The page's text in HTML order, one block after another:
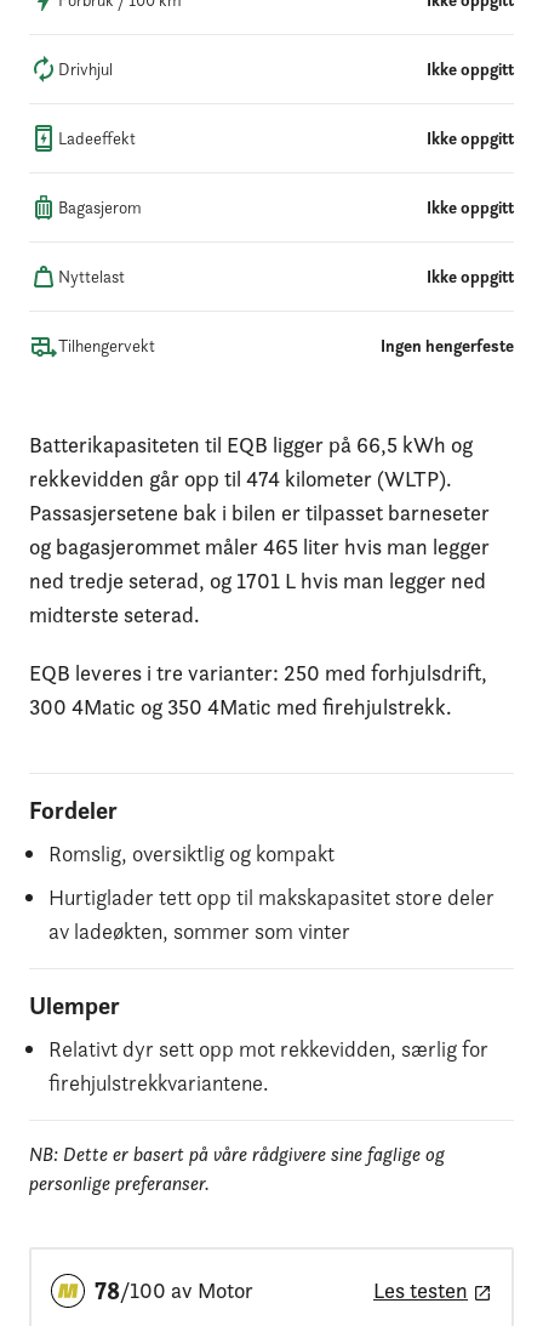
Drivhjul Ikke oppgitt
Ladeeffekt Ikke oppgitt
Bagasjerom Ikke oppgitt
Nyttelast Ikke oppgitt
Tilhengervekt Ingen hengerfeste
Batterikapasiteten til EQB ligger på 66,5 kWh og
rekkevidden går opp til 474 kilometer (WLTP).
Passasjersetene bak i bilen er tilpasset barneseter
og bagasjerommet måler 465 liter hvis man legger
ned tredje seterad, og 1701 L hvis man legger ned
midterste seterad.
EQB leveres i tre varianter: 250 med forhjulsdrift,
300 4Matic og 350 4Matic med firehjulstrekk.
Fordeler
Romslig, oversiktlig og kompakt
Hurtiglader tett opp til makskapasitet store deler
av ladeøkten, sommer som vinter
Ulemper
Relativt dyr sett opp mot rekkevidden, særlig for
firehjulstrekkvariantene.
NB: Dette er basert på våre rådgivere sine faglige og
personlige preferanser.
78/100 av Motor Les testen